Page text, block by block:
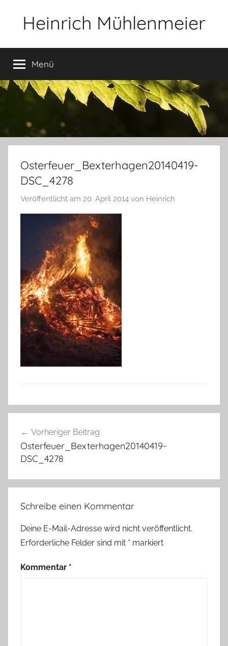
Heinrich Mühlenmeier
Glauben,
Umwelt,
Fotografie,
Menü
Osterfeuer_Bexterhagen20140419-
DSC_4278
Veröffentlicht am 20. April 2014 von Heinrich
Vorheriger Beitrag
Osterfeuer_Bexterhagen20140419-
DSC_4278
Schreibe einen Kommentar
Deine E-Mail-Adresse wird nicht veröffentlicht.
Erforderliche Felder sind mit * markiert
Kommentar *